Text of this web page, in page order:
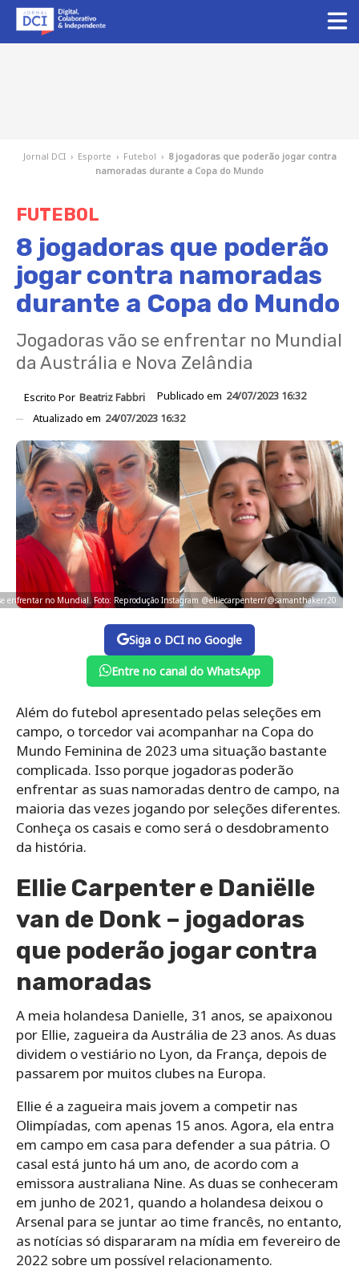
Jornal DCI › Esporte › Futebol › 8 jogadoras que poderão jogar contra
namoradas durante a Copa do Mundo
FUTEBOL
8 jogadoras que poderão
jogar contra namoradas
durante a Copa do Mundo
Jogadoras vão se enfrentar no Mundial
da Austrália e Nova Zelândia
Escrito Por Beatriz Fabbri Publicado em 24/07/2023 16:32
Atualizado em 24/07/2023 16:32
enfrentar no Mundial. Foto: Reprodução Instagram @elliecarpenterr/@samanthakerr20
Siga o DCI no Google
Entre no canal do WhatsApp
Além do futebol apresentado pelas seleções em
campo, o torcedor vai acompanhar na Copa do
Mundo Feminina de 2023 uma situação bastante
complicada. Isso porque jogadoras poderão
enfrentar as suas namoradas dentro de campo, na
maioria das vezes jogando por seleções diferentes.
Conheça os casais e como será o desdobramento
da história.
Ellie Carpenter e Daniëlle
van de Donk – jogadoras
que poderão jogar contra
namoradas
A meia holandesa Danielle, 31 anos, se apaixonou
por Ellie, zagueira da Austrália de 23 anos. As duas
dividem o vestiário no Lyon, da França, depois de
passarem por muitos clubes na Europa.
Ellie é a zagueira mais jovem a competir nas
Olimpíadas, com apenas 15 anos. Agora, ela entra
em campo em casa para defender a sua pátria. O
casal está junto há um ano, de acordo com a
emissora australiana Nine. As duas se conheceram
em junho de 2021, quando a holandesa deixou o
Arsenal para se juntar ao time francês, no entanto,
as notícias só dispararam na mídia em fevereiro de
2022 sobre um possível relacionamento.